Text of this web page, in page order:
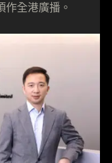
全港廣播。